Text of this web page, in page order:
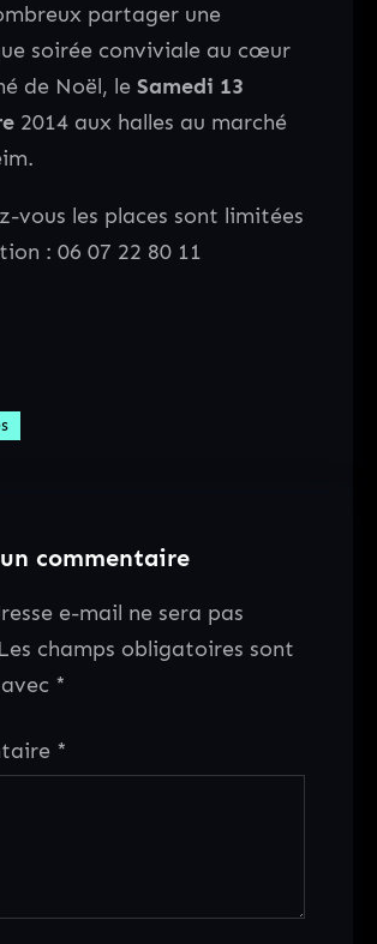
partager une
soirée conviviale au cœur
de Noël, le Samedi 13
2014 aux halles au marché
vous les places sont limitées
: 06 07 22 80 11
commentaire
e-mail ne sera pas
Les champs obligatoires sont
*
*